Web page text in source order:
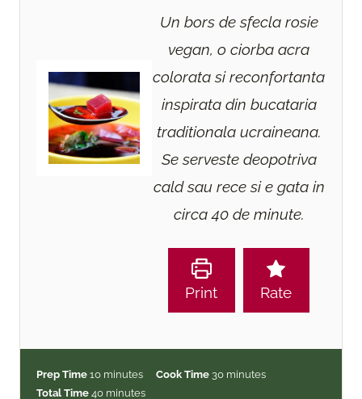
Un bors de sfecla rosie
vegan, o ciorba acra
colorata si reconfortanta
inspirata din bucataria
traditionala ucraineana.
Se serveste deopotriva
cald sau rece si e gata in
circa 40 de minute.
Print Rate
Prep Time 10m
i
minutes Cook Time 30mminutes
Total Time 40mminutes